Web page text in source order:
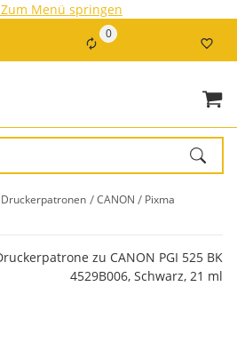
Zum Menü springen
0
Druckerpatronen CANON
Pixma